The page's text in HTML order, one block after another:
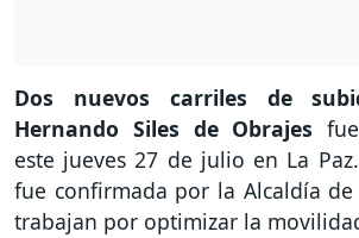
Dos nuevos carriles de
Hernando Siles de Obrajes
este jueves 27 de julio en La
fue confirmada por la Alcaldía de
trabajan por optimizar la